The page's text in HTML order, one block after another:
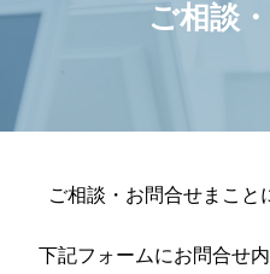
ご相談
ご相談・お問合せまこと
下記フォームにお問合せ